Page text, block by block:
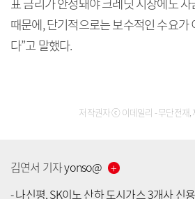
때문에, 단기적으로는 보수적인 수요가
다”고 말했다.
저작권자 ⓒ 이데일리 - 무단전재,
김연서 기자yonso@
-나신평, SK이노 산하 도시가스 3개사 신용